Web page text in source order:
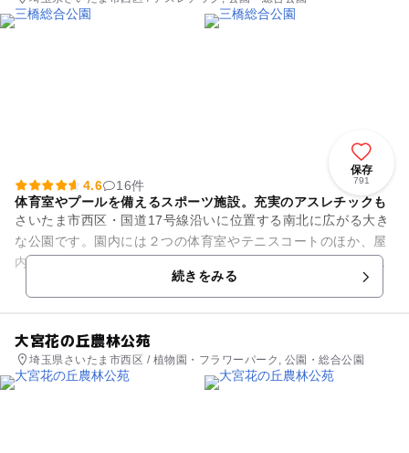
保存
791
4.6
16件
体育室やプールを備えるスポーツ施設。充実のアスレチックも
さいたま市西区・国道17号線沿いに位置する南北に広がる大き
な公園です。園内には２つの体育室やテニスコートのほか、屋
内にあるドーム型温水プールなど、多彩なスポーツを楽しめま
続きをみる
大宮花の丘農林公苑
埼玉県さいたま市西区 / 植物園・フラワーパーク, 公園・総合公園